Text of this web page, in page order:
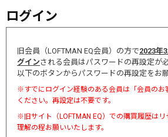
ログイン
旧会員（LOFTMAN EQ会員）の方で2023年
グインされる会員はパスワードの再設定が必
以下のボタンからパスワードの再設定をお
※すでにログイン経験のある会員は「会員のお
ください。再設定は不要です。
※旧サイト（LOFTMAN EQ）での購買履歴は
理解の程お願いいたします。